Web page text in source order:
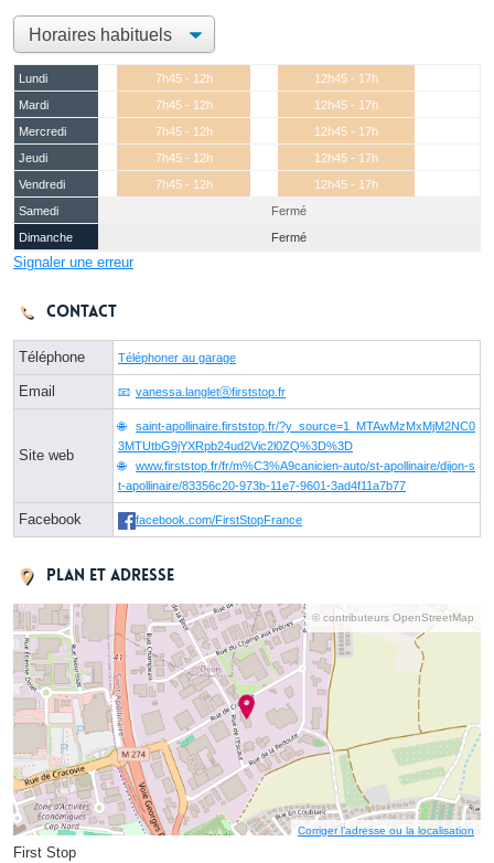
Lundi 7h45 - 12h
12h45 - 17h
Mardi
7h45 - 12h
12h45 - 17h
Mercredi
7h45 - 12h
12h45 - 17h
Jeudi
7h45 - 12h
12h45 - 17h
Vendredi
7h45 - 12h
12h45 - 17h
Samedi
Fermé
Dimanche
Fermé
Signaler une erreur
Contact
Téléphone Téléphoner au garage
Email vanessa.langletⓐfirststop.fr
Site web
saint-apollinaire.firststop.fr/?y_source=1_MTAwMzMxMjM2NC0
3MTUtbG9jYXRpb24ud2Vic2l0ZQ%3D%3D
www.firststop.fr/fr/m%C3%A9canicien-auto/st-apollinaire/dijon-s
t-apollinaire/83356c20-973b-11e7-9601-3ad4f11a7b77
Facebook facebook.com/FirstStopFrance
Plan et adresse
© contributeurs OpenStreetMap
Corriger l’adresse ou la localisation
First Stop